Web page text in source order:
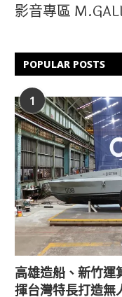
影音專區
POPULAR POSTS
1
高雄造船、新竹
揮台灣特長打造無